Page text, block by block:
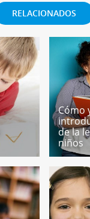
RELACIONADOS
Cómo
de la
niños